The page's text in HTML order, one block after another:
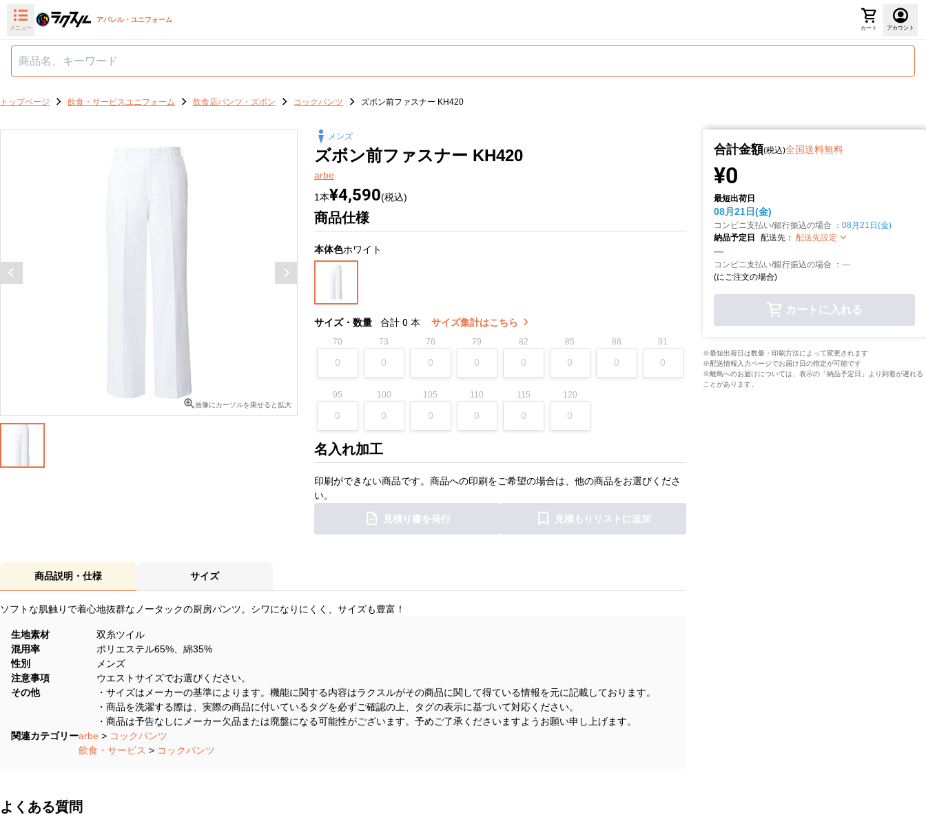
メニュー
アパレル・ユニフォーム
カート アカウント
トップページ 飲食・サービスユニフォーム 飲食店パンツ・ズボン コックパンツ ズボン前ファスナー KH420
画像にカーソルを乗せると拡大
メンズ
ズボン前ファスナー KH420
arbe
1本¥4,590(税込)
商品仕様
本体色ホワイト
サイズ・数量 合計 0 本 サイズ集計はこちら
70 73 76 79 82 85 88 91
95 100 105 110 115 120
名入れ加工
印刷ができない商品です。商品への印刷をご希望の場合は、他の商品をお選びくださ
い。
見積り書を発行 見積もりリストに追加
合計金額(税込)全国送料無料
¥0
最短出荷日
08月21日(金)
コンビニ支払い/銀行振込の場合 ： 08月21日(金)
納品予定日
配送先： 配送先設定
—
コンビニ支払い/銀行振込の場合 ： —
(にご注文の場合)
カートに入れる
※最短出荷日は数量・印刷方法によって変更されます
※配送情報入力ページでお届け日の指定が可能です
※離島へのお届けについては、表示の「納品予定日」より到着が遅れる
ことがあります。
商品説明・仕様 サイズ
ソフトな肌触りで着心地抜群なノータックの厨房パンツ。シワになりにくく、サイズも豊富！
生地素材
双糸ツイル
混用率
ポリエステル65%、綿35%
性別
メンズ
注意事項
ウエストサイズでお選びください。
その他
・サイズはメーカーの基準によります。機能に関する内容はラクスルがその商品に関して得ている情報を元に記載しております。
・商品を洗濯する際は、実際の商品に付いているタグを必ずご確認の上、タグの表示に基づいて対応ください。
・商品は予告なしにメーカー欠品または廃盤になる可能性がございます。予めご了承くださいますようお願い申し上げます。
関連カテゴリーarbe > コックパンツ
飲食・サービス > コックパンツ
よくある質問